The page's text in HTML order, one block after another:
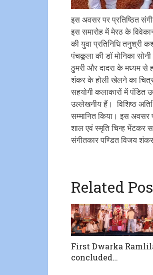
इस अवसर पर प्रतिष्ठित
इस समारोह में मेरठ के
की युवा प्रतिनिधि तनुश्री
पंचकूला की डॉ मोनिका
ठुमरी और दादरा के मध्यम से
शंकर के होली खेलने का
सहयोगी कलाकारों में पंडित
उल्लेखनीय हैं। विशिष्ठ
सम्मानित किया। इस अवसर
शाल एवं स्मृति चिन्ह भेंटकर
संगीतकार पण्डित विजय
Related
First Dwarka
concluded…